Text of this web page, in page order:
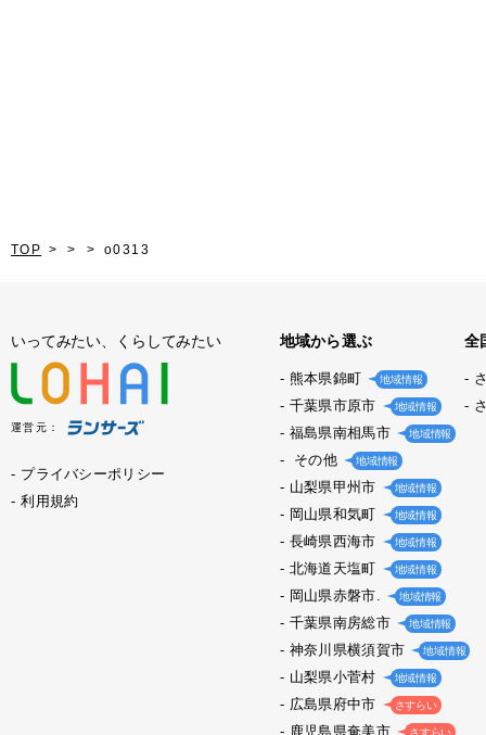
TOP o0313
いってみたい、くらしてみたい
運営元：
プライバシーポリシー
利用規約
地域から選ぶ
熊本県錦町 地域情報
千葉県市原市 地域情報
福島県南相馬市 地域情報
その他 地域情報
山梨県甲州市 地域情報
岡山県和気町 地域情報
長崎県西海市 地域情報
北海道天塩町 地域情報
岡山県赤磐市. 地域情報
千葉県南房総市 地域情報
神奈川県横須賀市 地域情報
山梨県小菅村 地域情報
広島県府中市 さすらい
鹿児島県奄美市 さすらい
全